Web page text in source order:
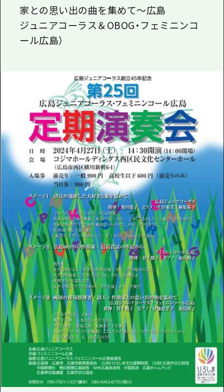
家との思い出の曲を集めて～広島
ジュニアコーラス＆OBOG・フェミニンコ
ール広島）